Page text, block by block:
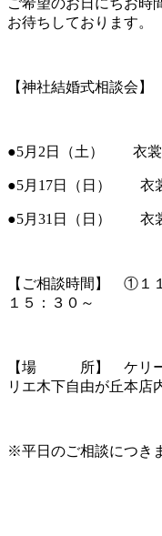
ご希望のお日にちお時
お待ちしております。
【神社結婚式相談会】
●5月2日（土） 衣
●5月17日（日） 衣
●5月31日（日） 衣
【ご相談時間】 ①
１５：３０～
【場 所】 ケリーウ
リエ木下自由が丘本店
※平日のご相談につき